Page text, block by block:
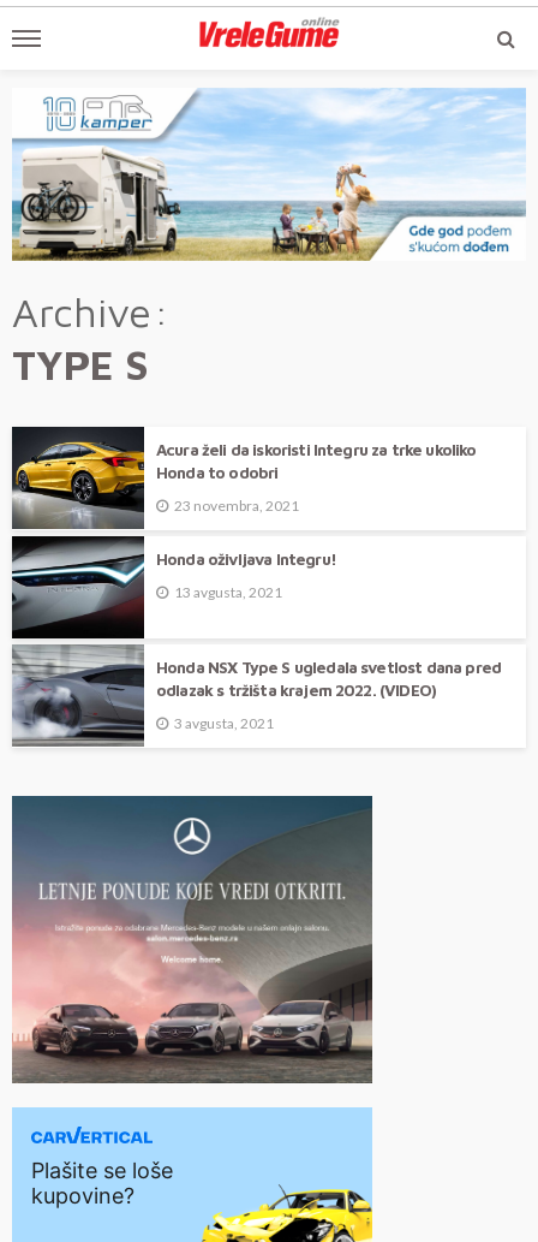
Archive
TYPE S
Acura želi da iskoristi Integru za trke ukoliko
Honda to odobri
23 novembra, 2021
Honda oživljava Integru!
13 avgusta, 2021
Honda NSX Type S ugledala svetlost dana pred
odlazak s tržišta krajem 2022. (VIDEO)
3 avgusta, 2021